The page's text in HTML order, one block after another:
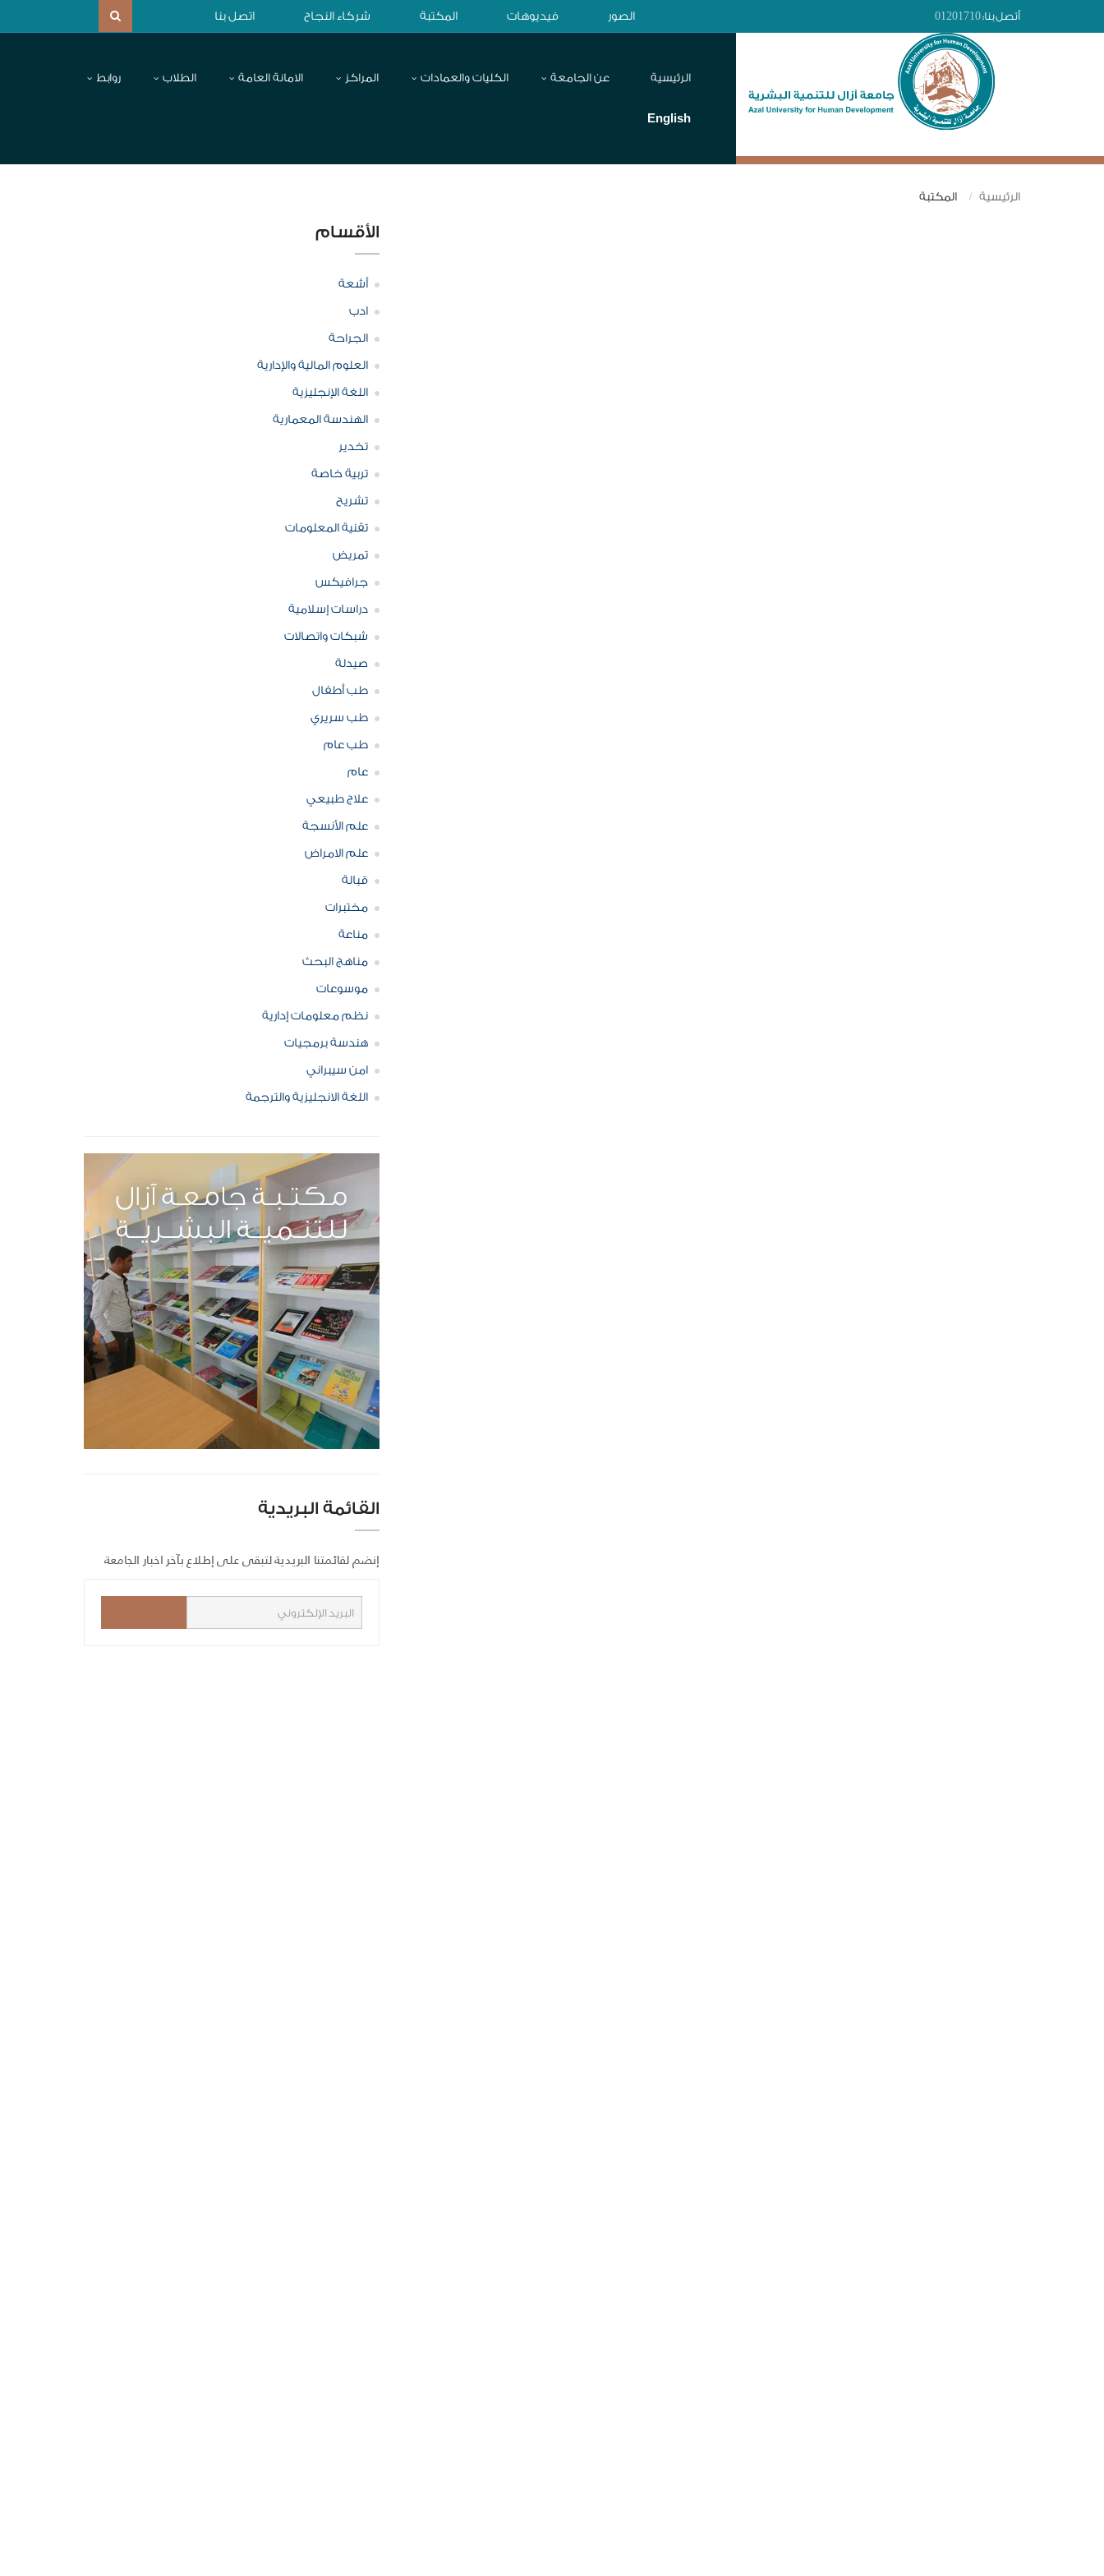
أتصل بنا:01201710 الصور فيديوهات المكتبة شركاء النجاح اتصل بنا
الرئيسية عن الجامعة الكليات والعمادات المراكز الامانة العامة الطلاب روابط
English
الرئيسية المكتبة
الأقسام
أشعة
ادب
الجراحة
العلوم المالية والإدارية
اللغة الإنجليزية
الهندسة المعمارية
تخدير
تربية خاصة
تشريح
تقنية المعلومات
تمريض
جرافيكس
دراسات إسلامية
شبكات واتصالات
صيدلة
طب أطفال
طب سريري
طب عام
عام
علاج طبيعي
علم الأنسجة
علم الامراض
قبالة
مختبرات
مناعة
مناهج البحث
موسوعات
نظم معلومات إدارية
هندسة برمجيات
امن سيبراني
اللغة الانجليزية والترجمة
القائمة البريدية
إنضم لقائمتنا البريدية لتبقى على إطلاع بآخر اخبار الجامعة